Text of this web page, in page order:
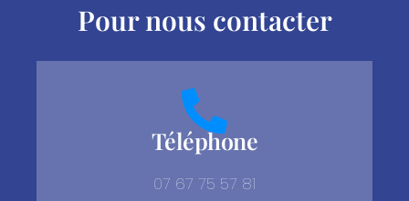
Pour nous contacter
Téléphone
07 67 75 57 81